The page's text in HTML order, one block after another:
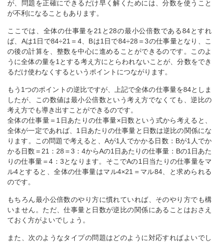
が、問題を正確にできるだけ早く解くためには、分数を使うこと
が不利になることもあります。
ここでは、全体の仕事量を21と28の最小公倍数である84とすれ
ば、Aは1日で84÷21＝4、Bは1日で84÷28＝3の仕事量となり、こ
の後の計算を、整数を中心に進めることができるのです。このよ
うに全体の量を1とする考え方にとらわれないことが、分数をでき
るだけ使わなくするというポイントにつながります。
もう1つのポイントの逆比ですが、上記で全体の仕事量を84としま
したが、この数値は最小公倍数という考え方でなくても、逆比の
考え方でも導き出すことができるのです。
全体の仕事量＝1日あたりの仕事量×日数という式から考えると、
全体が一定であれば、1日あたりの仕事量と日数は逆比の関係にな
ります。この問題で考えると、Aが1人でかかる日数：Bが1人でか
かる日数＝21：28＝3：4からAの1日あたりの仕事量：Bの1日あた
りの仕事量＝4：3となります。そこでAの1日当たりの仕事量をマ
ル4とすると、全体の仕事量はマル4×21＝マル84、と求められる
のです。
もちろん最小公倍数のやり方に慣れていれば、そのやり方でも構
いません。ただ、仕事量と日数が逆比の関係にあることはおさえ
ておく方がよいでしょう。
また、次のようなタイプの問題はどのように対応すればよいでし